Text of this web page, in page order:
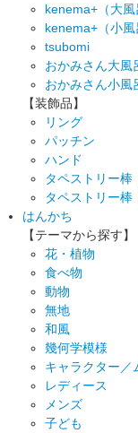
kenema+（大風
kenema+（小風
tsubomi
おかみさん大風
おかみさん小風
【装飾品】
リング
パッチン
ハンド
タペストリー棒
タペストリー棒
はんかち
【テーマから探す】
花・植物
食べ物
動物
無地
和風
幾何学模様
キャラクター／
レディース
メンズ
子ども